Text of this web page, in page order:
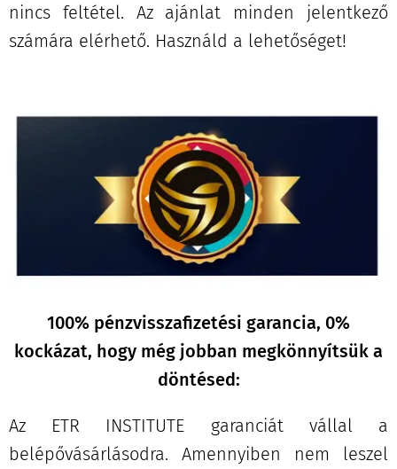
nincs feltétel. Az ajánlat minden jelentkező
számára elérhető. Használd a lehetőséget!
100% pénzvisszafizetési garancia, 0%
kockázat, hogy még jobban megkönnyítsük a
döntésed:
Az ETR INSTITUTE garanciát vállal a
belépővásárlásodra. Amennyiben nem leszel